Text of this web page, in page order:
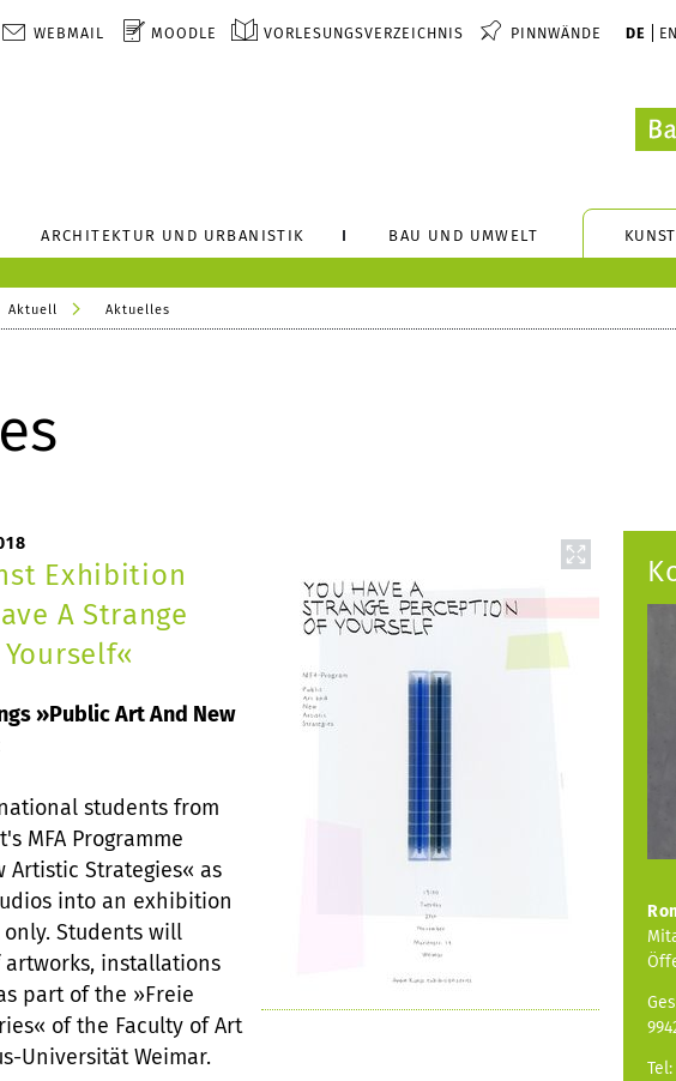
WEBMAIL MOODLE VORLESUNGSVERZEICHNIS PINNWÄNDE DE EN
ARCHITEKTUR UND URBANISTIK BAU UND UMWELT
Aktuell Aktuelles
Exhibition
A Strange
»Public Art And New
students from
MFA Programme
Artistic Strategies« as
into an exhibition
Students will
installations
part of the »Freie
of the Faculty of Art
Universität Weimar.